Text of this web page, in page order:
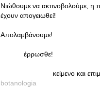
Νιώθουμε να ακτινοβολούμε, η
έχουν απογειωθεί!
Απολαμβάνουμε!
έρρωσθε!
κείμενο και επιμέλεια
botanologia